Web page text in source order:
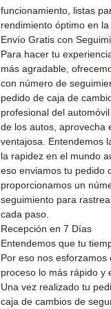
funcionamiento, listas
rendimiento óptimo en la
Envío Gratis con
Para hacer tu
más agradable,
con número de
pedido de caja de
profesional del
de los autos, aprovecha
ventajosa. Entendemos
la rapidez en el mundo
eso enviamos tu pedido
proporcionamos un
seguimiento para
cada paso.
Recepción en 7 Días
Entendemos que tu
Por eso nos esforzamos
proceso lo más rápido y
Una vez realizado tu
caja de cambios de